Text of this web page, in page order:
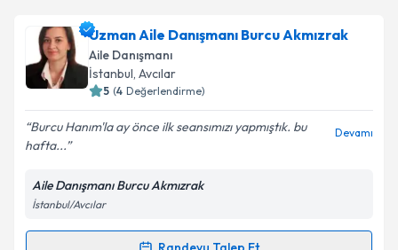
Takvim Talebini Gönder
Psk. Dan. Gökhan Yazıcıiçin randevu takvimi talebi
oluşturun. Size bu uzmandan randevu almanız için bir
takvim hazırlandığında e-posta ile bilgilendireceğiz.
Kişisel verilerimin işlenmesine ilişkin
Metni
kapsamda işlenmesini kabul ediyorum.
Uzman Aile Danışmanı Burcu Akmızrak
Aile Danışmanı
İstanbul, Avcılar
5 (4 Değerlendirme)
Burcu Hanım'la ay önce ilk seansımızı yapmıştık. bu
hafta...
Devamı
Aile Danışmanı Burcu Akmızrak
İstanbul/Avcılar